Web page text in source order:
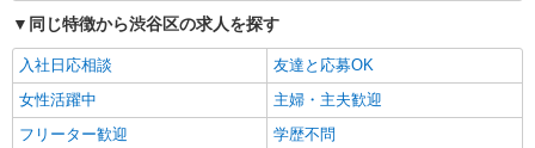
同じ特徴から渋谷区の求人を探す
入社日応相談
友達と応募OK
女性活躍中
主婦・主夫歓迎
フリーター歓迎
学歴不問